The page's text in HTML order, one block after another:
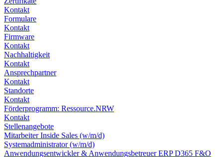
Kontakt
Formulare
Kontakt
Firmware
Kontakt
Nachhaltigkeit
Kontakt
Ansprechpartner
Kontakt
Standorte
Kontakt
Förderprogramm: Ressource.NRW
Kontakt
Stellenangebote
Mitarbeiter Inside Sales (w/m/d)
Systemadministrator (w/m/d)
Anwendungsentwickler & Anwendungsbetreuer ERP D365 F&O